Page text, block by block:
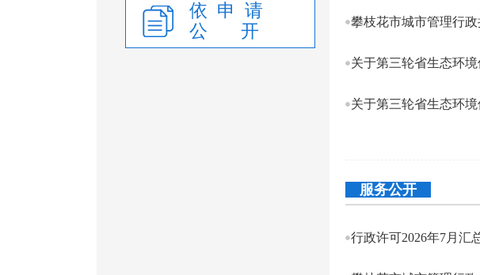
依 申 请
公 开
攀枝花市城市管理行
关于第三轮省生态环
关于第三轮省生态环
服务公开
行政许可2026年7月汇